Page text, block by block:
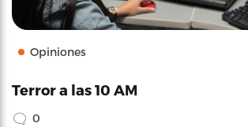
Opiniones
Terror a las 10 AM
0